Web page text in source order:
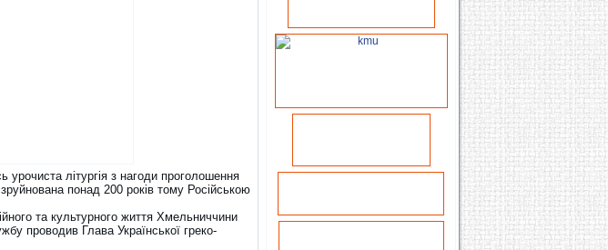
урочиста літургія з нагоди проголошення
понад 200 років тому Російською
та культурного життя Хмельниччини
проводив Глава Української греко-